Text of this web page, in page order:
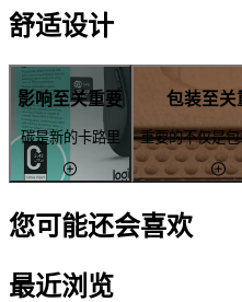
舒适设计
影响至关重要
碳是新的卡路里
包装至关
重要的不仅是
您可能还会喜欢
最近浏览